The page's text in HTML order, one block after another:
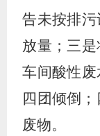
告未按排
放量；三
车间酸性
四团倾倒
废物。